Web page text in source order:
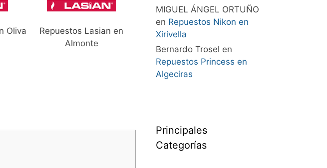
Oliva
Repuestos Lasian en
Almonte
MIGUEL ÁNGEL ORTUÑO
en Repuestos Nikon en
Xirivella
Bernardo Trosel en
Repuestos Princess en
Algeciras
Principales
Categorías